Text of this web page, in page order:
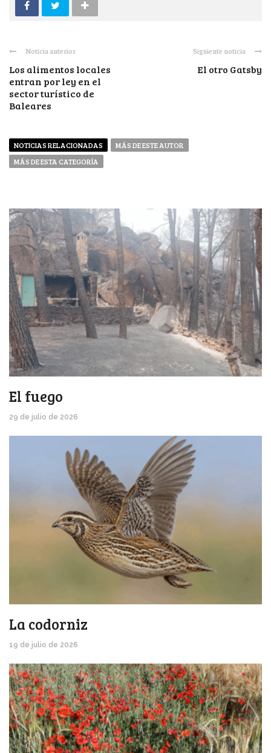
Noticia anterior
Los alimentos locales
entran por ley en el
sector turístico de
Baleares
Siguiente noticia
El otro Gatsby
NOTICIAS RELACIONADAS
MÁS DE ESTE AUTOR
MÁS DE ESTA CATEGORÍA
El fuego
29 de julio de 2026
La codorniz
19 de julio de 2026